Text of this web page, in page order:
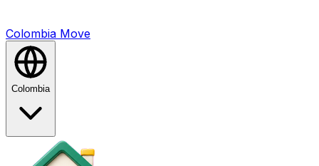
Colombia Move
Colombia